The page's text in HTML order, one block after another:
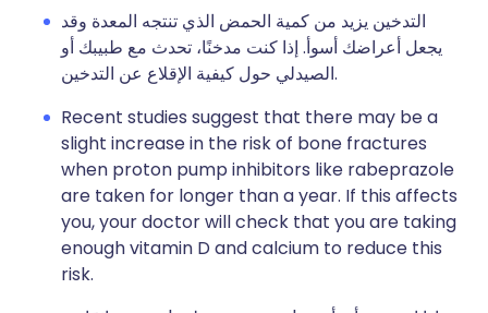
التدخين يزيد من كمية الحمض الذي تنتجه المعدة وقد
يجعل أعراضك أسوأ. إذا كنت مدخنًا، تحدث مع طبيبك أو
الصيدلي حول كيفية الإقلاع عن التدخين.
Recent studies suggest that there may be a
slight increase in the risk of bone fractures
when proton pump inhibitors like rabeprazole
are taken for longer than a year. If this affects
you, your doctor will check that you are taking
enough vitamin D and calcium to reduce this
risk.